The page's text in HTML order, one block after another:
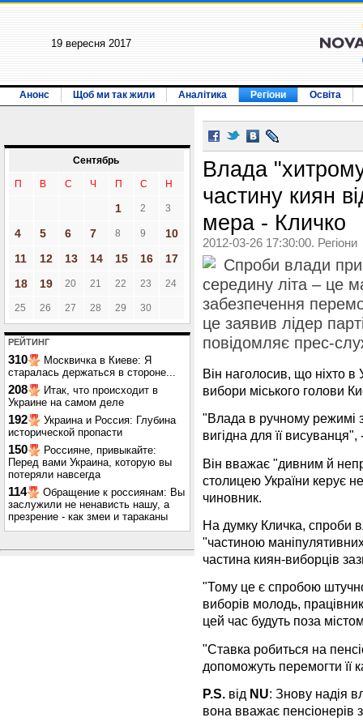
19 вересня 2017
Анонс Щоб ми так жили Аналітика Регіони Освіта
Сентябрь
П В С Ч П С Н
1 2 3
4 5 6 7 8 9
10
11
12 13 14 15 16
17
18
19 20 21 22 23 24
25 26 27 28 29 30
РЕЙТИНГ
310
Москвичка в Киеве: Я
старалась держаться в стороне...
208
Итак, что происходит в
Украине на самом деле
192
Украина и Россия: Глубина
исторической пропасти
150
Россияне, привыкайте:
Перед вами Украина, которую вы
потеряли навсегда
114
Обращение к россиянам: Вы
заслужили не ненависть нашу, а
презрение - как змеи и тараканы
Влада
частину киян
мера - Кличко
2012-03-26 17:30:00. Регіони
Спроби влади
середину літа – це
забезпечення
це заявив лідер
повідомляє прес-
Він наголосив, що ніхто в
вибори міського голови
"Влада в ручному режимі
вигідна для її
Він вважає "дивним й
столицею України керує
чиновник.
На думку Кличка, спроби
"частиною
частина киян-виборців
"Тому це є спробою штучно
виборів молодь,
цей час будуть поза
"Ставка робиться на
допоможуть перемогти її
P.S. від NU: Знову надія
вона вважає пенсіонерів